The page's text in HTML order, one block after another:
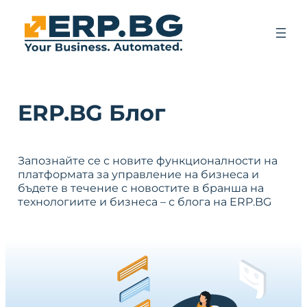
ERP.BG Блог
Запознайте се с новите функционалности на
платформата за управление на бизнеса и
бъдете в течение с новостите в бранша на
технологиите и бизнеса – с блога на ERP.BG